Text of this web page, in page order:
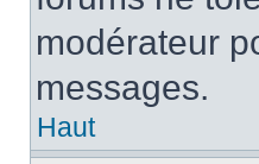
modérateur
messages.
Haut